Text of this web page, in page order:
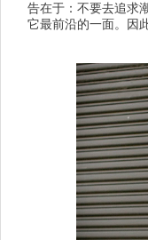
告在于：不要去追求
它最前沿的一面。因